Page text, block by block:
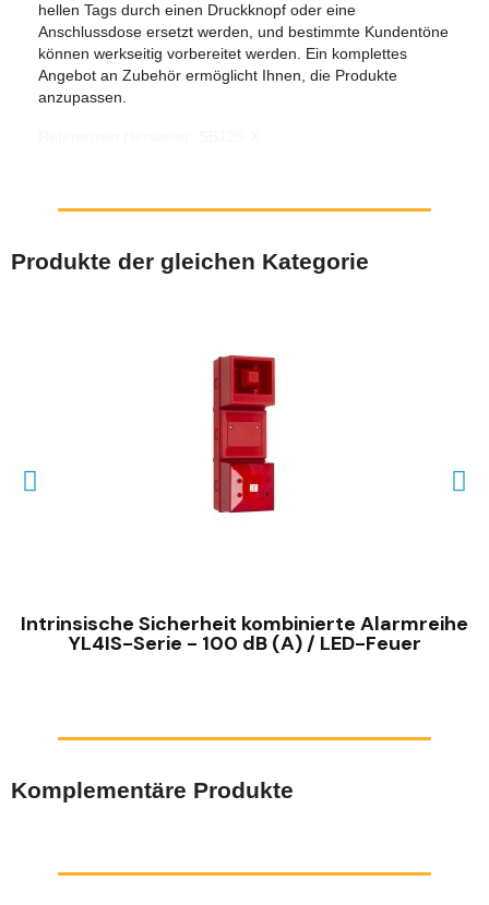
hellen Tags durch einen Druckknopf oder eine
Anschlussdose ersetzt werden, und bestimmte Kundentöne
können werkseitig vorbereitet werden. Ein komplettes
Angebot an Zubehör ermöglicht Ihnen, die Produkte
anzupassen.
Produkte der gleichen Kategorie
Intrinsische Sicherheit kombinierte Alarmreihe
YL4IS-Serie - 100 dB (A) / LED-Feuer
Komplementäre Produkte